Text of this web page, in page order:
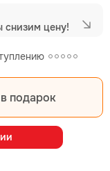
снизим цену!
подарок